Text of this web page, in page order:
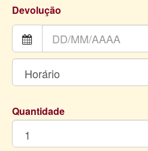
Devolução
Quantidade